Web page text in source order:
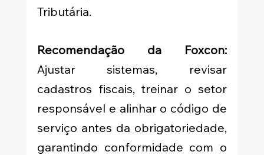
Tributária.
Ajustar sistemas, revisar
cadastros fiscais, treinar o setor
responsável e alinhar o código de
serviço antes da obrigatoriedade,
garantindo conformidade com o